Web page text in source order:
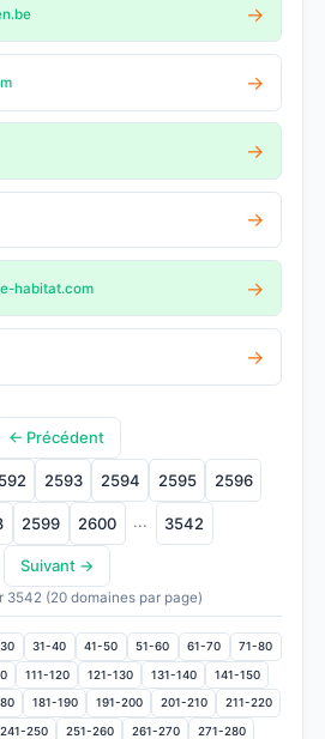
→
→
→
→
habitat.com →
→
← Précédent
2593 2594 2595 2596
2599 2600 ... 3542
Suivant →
3542 (20 domaines par page)
31-40 41-50 51-60 61-70 71-80
111-120 121-130 131-140 141-150
181-190 191-200 201-210 211-220
241-250 251-260 261-270 271-280